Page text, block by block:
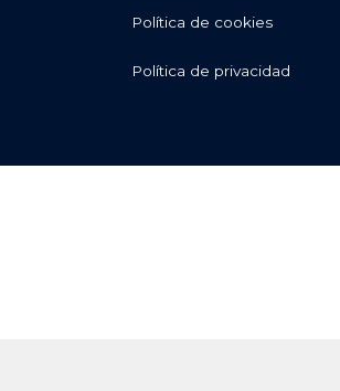
Política de cookies
Política de privacidad